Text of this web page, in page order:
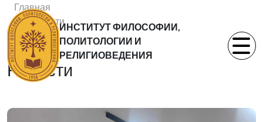
ИНСТИТУТ ФИЛОСОФИИ,
ПОЛИТОЛОГИИ И
РЕЛИГИОВЕДЕНИЯ
Главная
Новости
Статьи
Новости